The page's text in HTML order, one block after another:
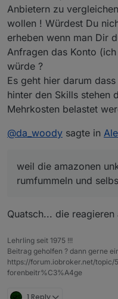
Anbietern zu
wollen ! Würdest Du
erheben wenn man Dir
Anfragen das Konto
würde ?
Es geht hier darum
hinter den Skills stehen
Mehrkosten belastet
@da_woody sagte in
weil die amazonen
rumfummeln und
Quatsch... die
Lehrling seit 1975 !!!
Beitrag geholfen ? dann gerne
https://forum.iobroker.net/
forenbeitr%C3%A4ge
1 Reply